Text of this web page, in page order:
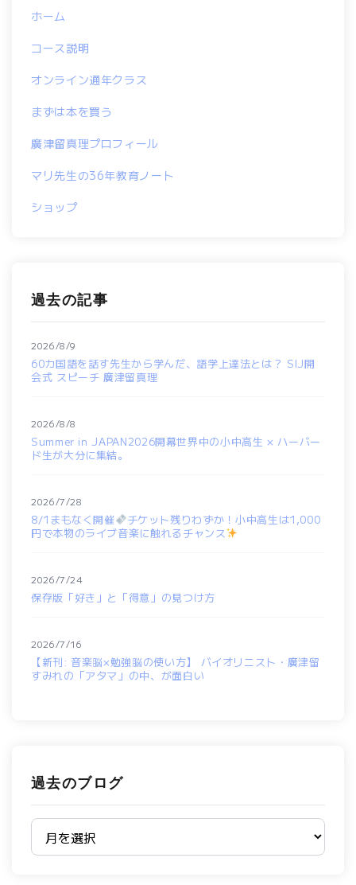
ホーム
コース説明
オンライン通年クラス
まずは本を買う
廣津留真理プロフィール
マリ先生の36年教育ノート
ショップ
過去の記事
60カ国語を話す先生から学んだ、語学上達法とは？ SIJ開
会式 スピーチ 廣津留真理
2026/8/9
Summer in JAPAN2026開幕世界中の小中高生 × ハーバー
ド生が大分に集結。
2026/8/8
8/1まもなく開催
チケット残りわずか！小中高生は1,000
円で本物のライブ音楽に触れるチャンス
2026/7/28
保存版「好き」と「得意」の見つけ方
2026/7/24
【新刊: 音楽脳×勉強脳の使い方】 バイオリニスト・廣津留
すみれの「アタマ」の中、が面白い
2026/7/16
過去のブログ
過去のブログ